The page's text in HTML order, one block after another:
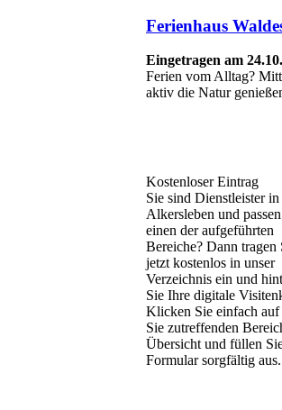
Ferienhaus
Eingetragen am
Ferien vom Alltag?
aktiv die Natur
Kostenloser Eintrag
Sie sind Dienstleister in
Alkersleben und
einen der aufgeführten
Bereiche? Dann tragen
jetzt kostenlos in unser
Verzeichnis ein und
Sie Ihre digitale
Klicken Sie einfach
Sie zutreffenden
Übersicht und füllen
Formular sorgfältig aus.